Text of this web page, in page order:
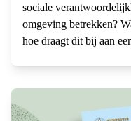
sociale
omgeving betrekken?
hoe draagt dit bij aan